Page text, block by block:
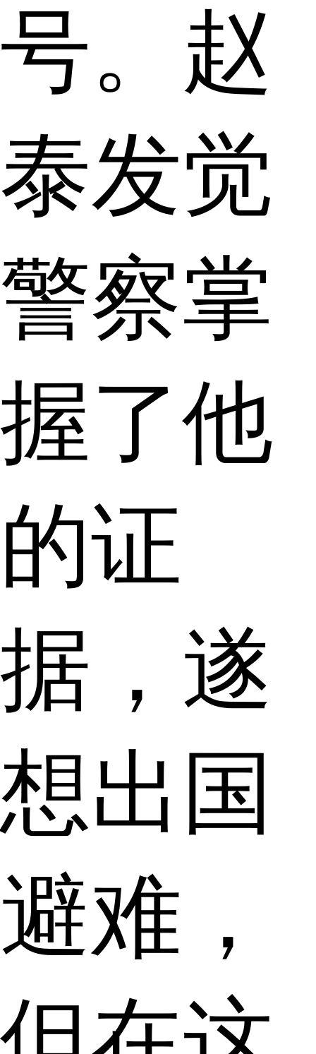
号。赵
泰发觉
警察掌
握了他
的证
据，遂
想出国
避难，